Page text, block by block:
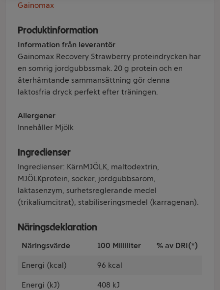
Gainomax
Produktinformation
Information från leverantör
Gainomax Recovery Strawberry proteindrycken har
en somrig jordgubbssmak. 20 g protein och en
återhämtande sammansättning gör denna
laktosfria dryck perfekt efter träningen.
Allergener
Innehåller Mjölk
Ingredienser
Ingredienser: KärnMJÖLK, maltodextrin,
MJÖLKprotein, socker, jordgubbsarom,
laktasenzym, surhetsreglerande medel
(trikaliumcitrat), stabiliseringsmedel (karragenan).
Näringsdeklaration
Näringsvärde 100 Milliliter % av DRI(*)
Energi (kcal) 96 kcal
Energi (kJ) 408 kJ